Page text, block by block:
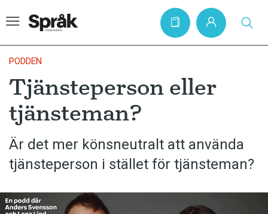
Hem
Artiklar
Krönikor
Språkfrågor
Bokrecensioner
PODDEN
Tjänsteperson eller
tjänsteman?
Är det mer könsneutralt att använda
tjänsteperson i stället för tjänsteman?